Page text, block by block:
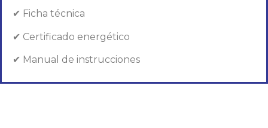
✔ Ficha técnica
✔ Certificado energético
✔ Manual de instrucciones